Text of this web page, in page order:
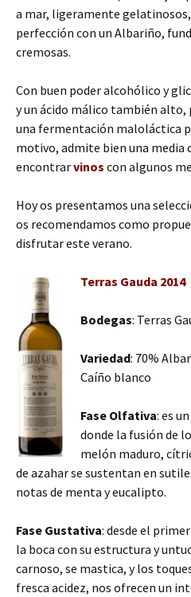
a mar, ligeramente
perfección con un Albariño,
cremosas.
Con buen poder alcohólico y
y un ácido málico también alto,
una fermentación maloláctica
motivo, admite bien una media
encontrarvinos con algunos
Hoy os presentamos una
os recomendamos como
disfrutar este verano.
Terras Gauda 2014
Bodegas: Terras
Variedad: 70%
Caíño blanco
Fase Olfativa: es
donde la fusión de
melón maduro,
de azahar se sustentan en
notas de menta y eucalipto.
Fase Gustativa: desde el
la boca con su estructura y
carnoso, se mastica, y los
fresca acidez, nos ofrecen un